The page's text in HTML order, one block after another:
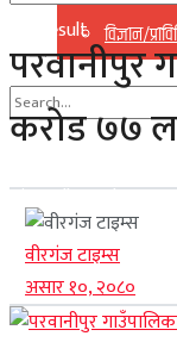
विज्ञान/
No Result
View All Result
No Result
View All Result
परवानीपुर
करोड ७७
वीरगंज टाइम्स
असार १०, २०८०